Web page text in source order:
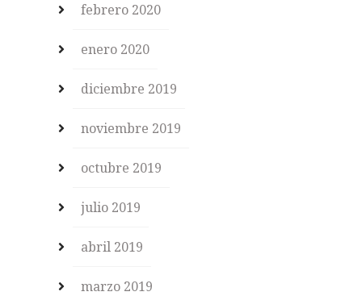
febrero 2020
enero 2020
diciembre 2019
noviembre 2019
octubre 2019
julio 2019
abril 2019
marzo 2019